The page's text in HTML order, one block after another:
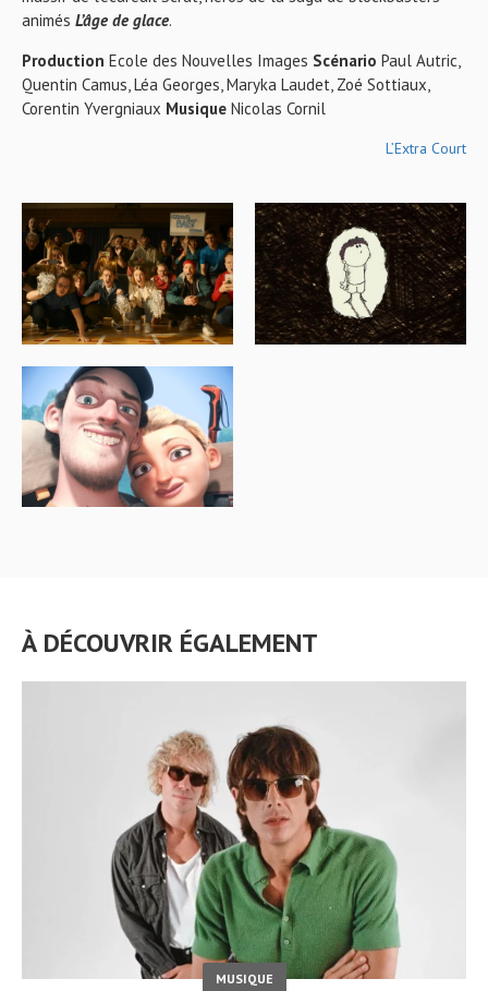
animés L’âge de glace.
Production Ecole des Nouvelles Images Scénario Paul Autric,
Quentin Camus, Léa Georges, Maryka Laudet, Zoé Sottiaux,
Corentin Yvergniaux Musique Nicolas Cornil
L’Extra Court
À DÉCOUVRIR ÉGALEMENT
MUSIQUE